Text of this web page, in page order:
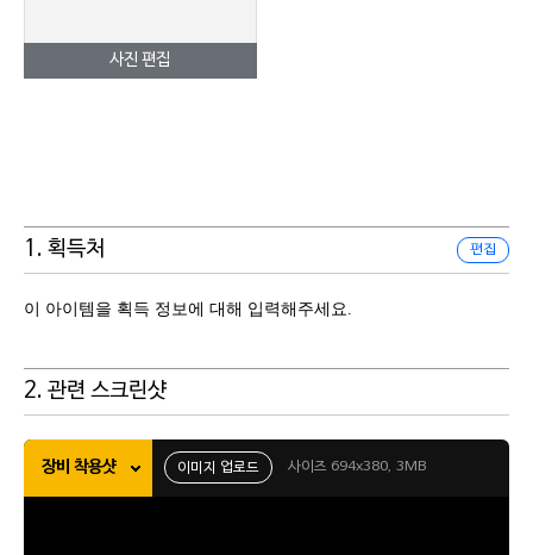
사진 편집
1. 획득처 편집
이 아이템을 획득 정보에 대해 입력해주세요.
2. 관련 스크린샷
장비 착용샷 이미지 업로드 사이즈 694x380, 3MB